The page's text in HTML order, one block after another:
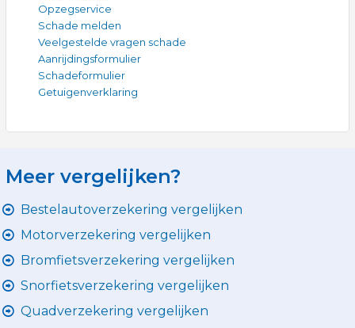
Opzegservice
Schade melden
Veelgestelde vragen schade
Aanrijdingsformulier
Schadeformulier
Getuigenverklaring
Meer vergelijken?
Bestelautoverzekering vergelijken
Motorverzekering vergelijken
Bromfietsverzekering vergelijken
Snorfietsverzekering vergelijken
Quadverzekering vergelijken